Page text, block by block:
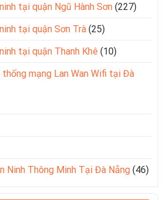
tại quận Ngũ Hành Sơn (227)
tại quận Sơn Trà (25)
tại quận Thanh Khê (10)
mạng Lan Wan Wifi tại Đà
Ninh Thông Minh Tại Đà Nẵng (46)